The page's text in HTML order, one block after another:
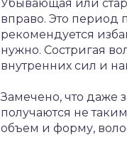
Убывающая или
вправо. Это период
рекомендуется
нужно. Состригая
внутренних сил и
Замечено, что даже
получаются не
объем и форму,